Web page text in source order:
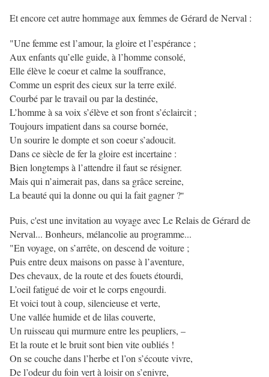
Et encore cet autre hommage aux femmes de Gérard de Nerval :
"Une femme est l’amour, la gloire et l’espérance ;
Aux enfants qu’elle guide, à l’homme consolé,
Elle élève le coeur et calme la souffrance,
Comme un esprit des cieux sur la terre exilé.
Courbé par le travail ou par la destinée,
L’homme à sa voix s’élève et son front s’éclaircit ;
Toujours impatient dans sa course bornée,
Un sourire le dompte et son coeur s’adoucit.
Dans ce siècle de fer la gloire est incertaine :
Bien longtemps à l’attendre il faut se résigner.
Mais qui n’aimerait pas, dans sa grâce sereine,
La beauté qui la donne ou qui la fait gagner ?"
Puis, c'est une invitation au voyage avec Le Relais de Gérard de
Nerval... Bonheurs, mélancolie au programme...
"En voyage, on s’arrête, on descend de voiture ;
Puis entre deux maisons on passe à l’aventure,
Des chevaux, de la route et des fouets étourdi,
L’oeil fatigué de voir et le corps engourdi.
Et voici tout à coup, silencieuse et verte,
Une vallée humide et de lilas couverte,
Un ruisseau qui murmure entre les peupliers, –
Et la route et le bruit sont bien vite oubliés !
On se couche dans l’herbe et l’on s’écoute vivre,
De l’odeur du foin vert à loisir on s’enivre,